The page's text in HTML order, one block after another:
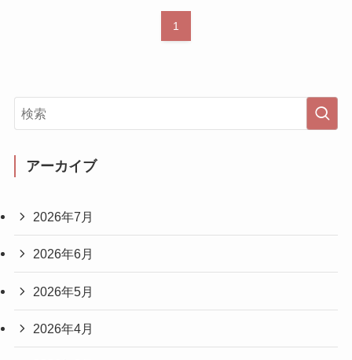
1
アーカイブ
2026年7月
2026年6月
2026年5月
2026年4月